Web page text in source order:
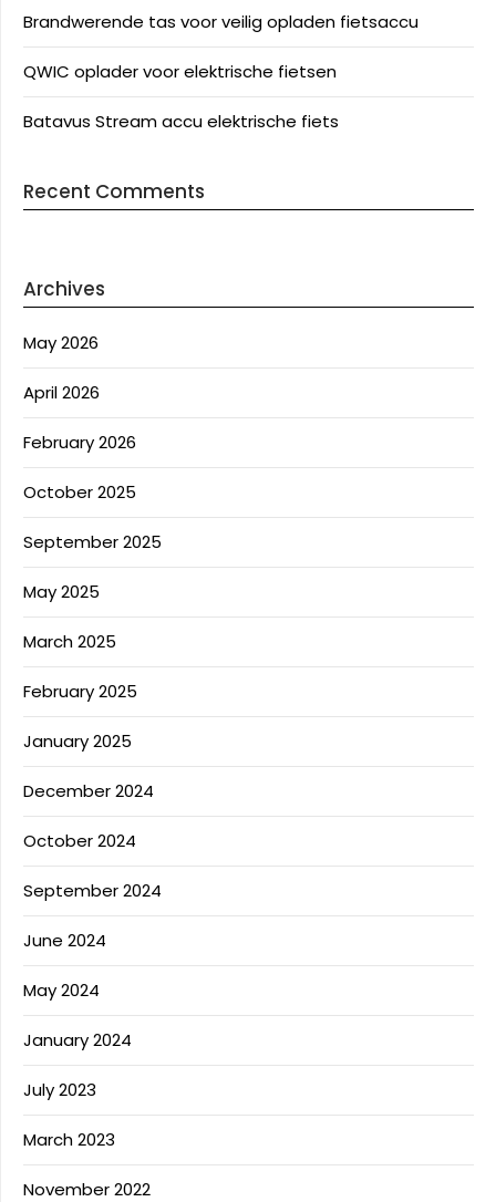
Brandwerende tas voor veilig opladen fietsaccu
QWIC oplader voor elektrische fietsen
Batavus Stream accu elektrische fiets
Recent Comments
Archives
May 2026
April 2026
February 2026
October 2025
September 2025
May 2025
March 2025
February 2025
January 2025
December 2024
October 2024
September 2024
June 2024
May 2024
January 2024
July 2023
March 2023
November 2022